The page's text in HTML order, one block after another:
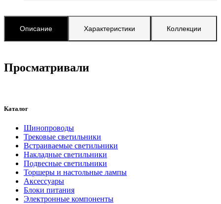
Описание Характеристики Коллекции
Просматривали
Каталог
Шинопроводы
Трековые светильники
Встраиваемые светильники
Накладные светильники
Подвесные светильники
Торшеры и настольные лампы
Аксессуары
Блоки питания
Электронные компоненты